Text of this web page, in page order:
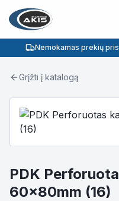
Nemokamas prekių
Grįžti į katalogą
PDK
60x80mm (16)